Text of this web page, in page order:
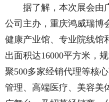
据了解，本次展会由
公司主办，重庆鸿威瑞博
健康产业馆、专业院线馆
出面积达16000平方米，
聚500多家经销代理等核
管理、高端医疗、美容美